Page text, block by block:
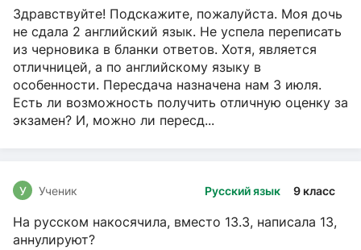
Здравствуйте! Подскажите, пожалуйста. Моя дочь
не сдала 2 английский язык. Не успела переписать
из черновика в бланки ответов. Хотя, является
отличницей, а по английскому языку в
особенности. Пересдача назначена нам 3 июля.
Есть ли возможность получить отличную оценку за
экзамен? И, можно ли пересд...
Русский язык 9 класс
У Ученик
На русском накосячила, вместо 13.3, написала 13,
аннулируют?